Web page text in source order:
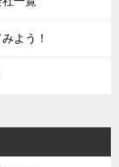
よう！